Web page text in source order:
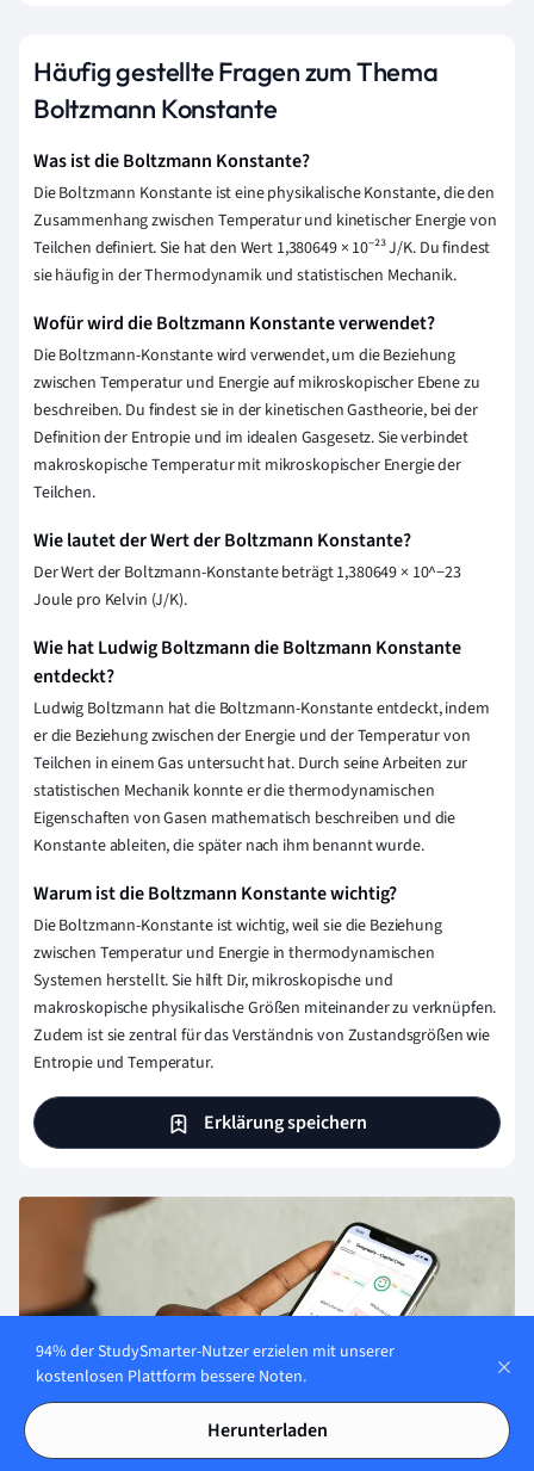
Häufig gestellte Fragen zum Thema
Boltzmann Konstante
Was ist die Boltzmann Konstante?
Die Boltzmann Konstante ist eine physikalische Konstante, die den
Zusammenhang zwischen Temperatur und kinetischer Energie von
Teilchen definiert. Sie hat den Wert 1,380649 × 10⁻²³ J/K. Du findest
sie häufig in der Thermodynamik und statistischen Mechanik.
Wofür wird die Boltzmann Konstante verwendet?
Die Boltzmann-Konstante wird verwendet, um die Beziehung
zwischen Temperatur und Energie auf mikroskopischer Ebene zu
beschreiben. Du findest sie in der kinetischen Gastheorie, bei der
Definition der Entropie und im idealen Gasgesetz. Sie verbindet
makroskopische Temperatur mit mikroskopischer Energie der
Teilchen.
Wie lautet der Wert der Boltzmann Konstante?
Der Wert der Boltzmann-Konstante beträgt 1,380649 × 10^−23
Joule pro Kelvin (J/K).
Wie hat Ludwig Boltzmann die Boltzmann Konstante
entdeckt?
Ludwig Boltzmann hat die Boltzmann-Konstante entdeckt, indem
er die Beziehung zwischen der Energie und der Temperatur von
Teilchen in einem Gas untersucht hat. Durch seine Arbeiten zur
statistischen Mechanik konnte er die thermodynamischen
Eigenschaften von Gasen mathematisch beschreiben und die
Konstante ableiten, die später nach ihm benannt wurde.
Warum ist die Boltzmann Konstante wichtig?
Die Boltzmann-Konstante ist wichtig, weil sie die Beziehung
zwischen Temperatur und Energie in thermodynamischen
Systemen herstellt. Sie hilft Dir, mikroskopische und
makroskopische physikalische Größen miteinander zu verknüpfen.
Zudem ist sie zentral für das Verständnis von Zustandsgrößen wie
Entropie und Temperatur.
Erklärung speichern
94% der StudySmarter-Nutzer erzielen mit unserer
kostenlosen Plattform bessere Noten.
Herunterladen